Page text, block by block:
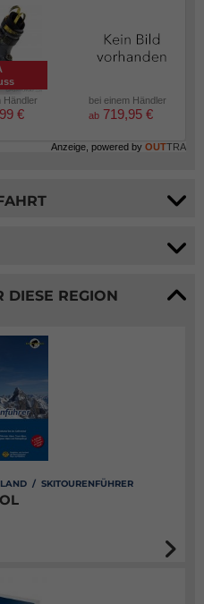
Händler
€
bei einem Händler
ab 719,95 €
Anzeige, powered by OUTTRA
DIESE REGION
/ SKITOURENFÜHRER